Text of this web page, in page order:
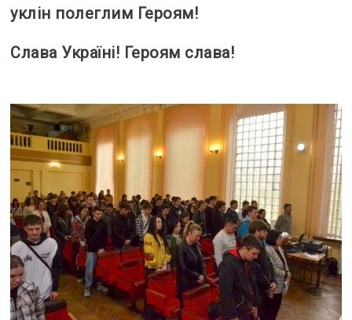
уклін полеглим Героям!
Слава Україні! Героям слава!